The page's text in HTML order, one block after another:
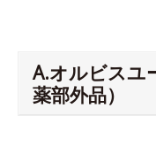
A.オルビス
薬部外品）